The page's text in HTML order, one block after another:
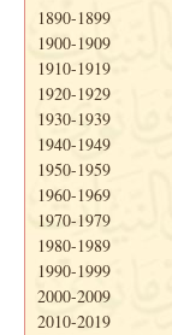
1890-1899
1900-1909
1910-1919
1920-1929
1930-1939
1940-1949
1950-1959
1960-1969
1970-1979
1980-1989
1990-1999
2000-2009
2010-2019